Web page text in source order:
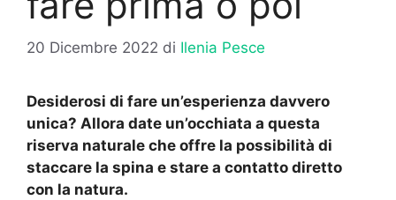
20 Dicembre 2022 di Ilenia Pesce
Desiderosi di fare un’esperienza davvero
unica? Allora date un’occhiata a questa
riserva naturale che offre la possibilità di
staccare la spina e stare a contatto diretto
con la natura.